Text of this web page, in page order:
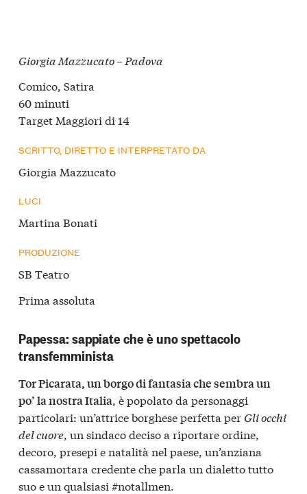
Giorgia Mazzucato – Padova
Comico, Satira
60 minuti
Target Maggiori di 14
SCRITTO, DIRETTO E INTERPRETATO DA
Giorgia Mazzucato
LUCI
Martina Bonati
PRODUZIONE
SB Teatro
Prima assoluta
Papessa: sappiate che è uno spettacolo
transfemminista
Tor Picarata, un borgo di fantasia che sembra un
po’ la nostra Italia, è popolato da personaggi
particolari: un’attrice borghese perfetta per Gli occhi
del cuore, un sindaco deciso a riportare ordine,
decoro, presepi e natalità nel paese, un’anziana
cassamortara credente che parla un dialetto tutto
suo e un qualsiasi #notallmen.